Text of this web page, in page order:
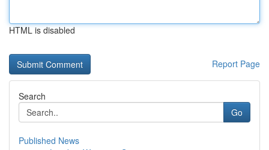
HTML is disabled
Report Page
Search
Go
Published News